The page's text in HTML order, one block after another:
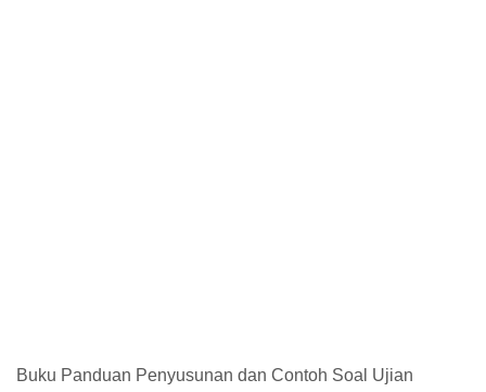
Buku Panduan Penyusunan dan Contoh Soal Ujian